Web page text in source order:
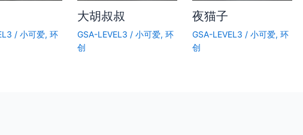
/小可爱,环
大胡叔叔
GSA-LEVEL3 / 小可爱, 环
创
夜猫子
GSA-LEVEL3 / 小可爱, 环
创